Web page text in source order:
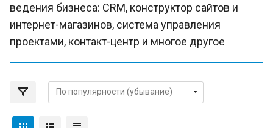
ведения бизнеса: CRM, конструктор сайтов и
интернет-магазинов, система управления
проектами, контакт-центр и многое другое